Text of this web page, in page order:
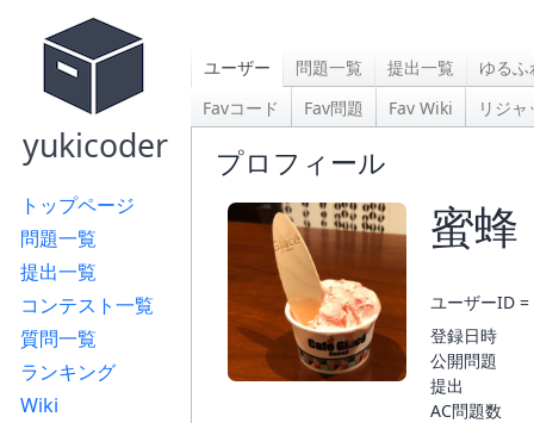
yukicoder
トップページ
問題一覧
提出一覧
コンテスト一覧
質問一覧
ランキング
Wiki
ユーザー 問題一覧 提出一覧
ゆる
Favコード
Fav問題 Fav Wiki リジ
プロフィール
蜜蜂
ユーザーID
登録日時
公開問題
提出
AC問題数